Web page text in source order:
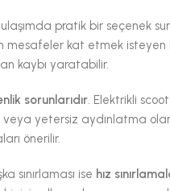
pratik bir seçenek
mesafeler kat etmek isteyen
kaybı yaratabilir.
sorunlarıdır. Elektrikli
yetersiz aydınlatma
önerilir.
sınırlaması ise hız